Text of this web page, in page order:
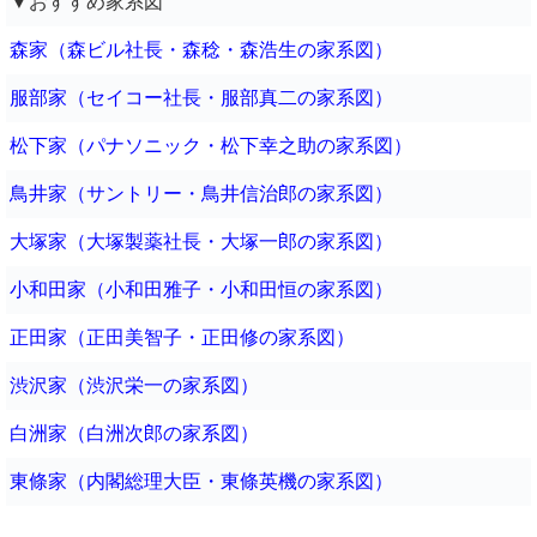
森家（森ビル社長・森稔・森浩生の家系図）
服部家（セイコー社長・服部真二の家系図）
松下家（パナソニック・松下幸之助の家系図）
鳥井家（サントリー・鳥井信治郎の家系図）
大塚家（大塚製薬社長・大塚一郎の家系図）
小和田家（小和田雅子・小和田恒の家系図）
正田家（正田美智子・正田修の家系図）
渋沢家（渋沢栄一の家系図）
白洲家（白洲次郎の家系図）
東條家（内閣総理大臣・東條英機の家系図）